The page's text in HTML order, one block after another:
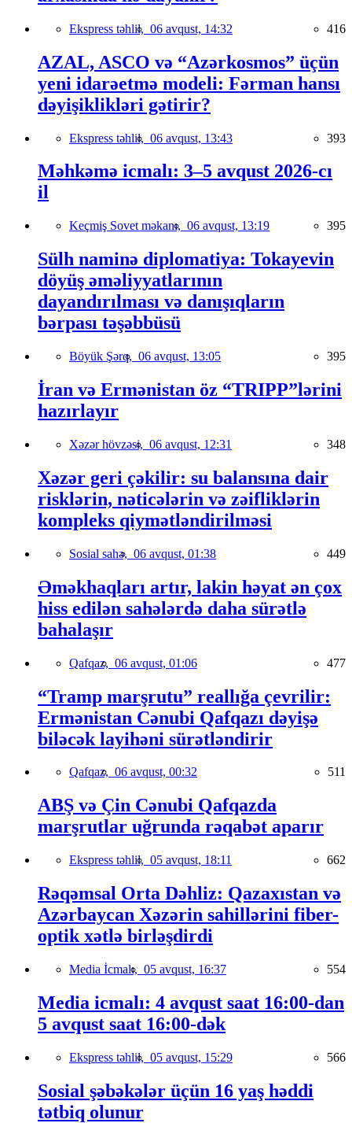
Ekspress təhlil, 06 avqust, 14:32 416
AZAL, ASCO və “Azərkosmos” üçün
yeni idarəetmə modeli: Fərman hansı
dəyişiklikləri gətirir?
Ekspress təhlil, 06 avqust, 13:43 393
Məhkəmə icmalı: 3–5 avqust 2026-cı
il
Keçmiş Sovet məkanı, 06 avqust, 13:19 395
Sülh naminə diplomatiya: Tokayevin
döyüş əməliyyatlarının
dayandırılması və danışıqların
bərpası təşəbbüsü
Böyük Şərq, 06 avqust, 13:05 395
İran və Ermənistan öz “TRIPP”lərini
hazırlayır
Xəzər hövzəsi, 06 avqust, 12:31 348
Xəzər geri çəkilir: su balansına dair
risklərin, nəticələrin və zəifliklərin
kompleks qiymətləndirilməsi
Sosial sahə, 06 avqust, 01:38 449
Əməkhaqları artır, lakin həyat ən çox
hiss edilən sahələrdə daha sürətlə
bahalaşır
Qafqaz, 06 avqust, 01:06 477
“Tramp marşrutu” reallığa çevrilir:
Ermənistan Cənubi Qafqazı dəyişə
biləcək layihəni sürətləndirir
Qafqaz, 06 avqust, 00:32 511
ABŞ və Çin Cənubi Qafqazda
marşrutlar uğrunda rəqabət aparır
Ekspress təhlil, 05 avqust, 18:11 662
Rəqəmsal Orta Dəhliz: Qazaxıstan və
Azərbaycan Xəzərin sahillərini fiber-
optik xətlə birləşdirdi
Media İcmalı, 05 avqust, 16:37 554
Media icmalı: 4 avqust saat 16:00-dan
5 avqust saat 16:00-dək
Ekspress təhlil, 05 avqust, 15:29 566
Sosial şəbəkələr üçün 16 yaş həddi
tətbiq olunur